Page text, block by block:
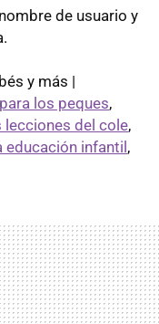
de usuario y
y más |
los peques,
lecciones del cole,
educación infantil,